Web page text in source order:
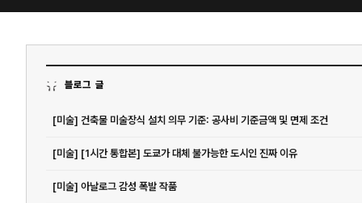
블로그 글
[미술] 건축물 미술장식 설치 의무 기준: 공사비 기준금액 및 면제 조건
[미술] [1시간 통합본] 도쿄가 대체 불가능한 도시인 진짜 이유
[미술] 아날로그 감성 폭발 작품